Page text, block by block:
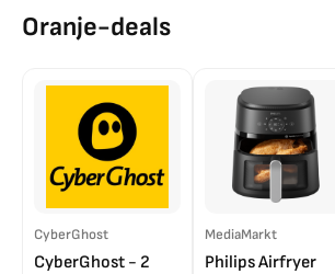
Oranje-deals
CyberGhost
CyberGhost - 2
MediaMarkt
Philips Airfryer